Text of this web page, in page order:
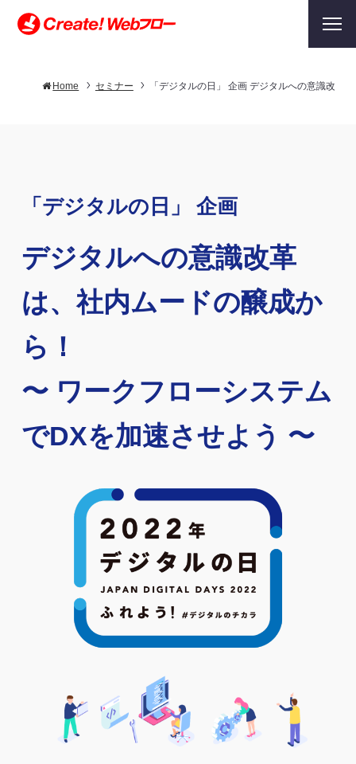
Home セミナー 「デジタルの日」 企画 デジタルへの意識改革
「デジタルの日」 企画
デジタルへの意識改革
は、社内ムードの醸成か
ら！
〜 ワークフローシステム
でDXを加速させよう 〜